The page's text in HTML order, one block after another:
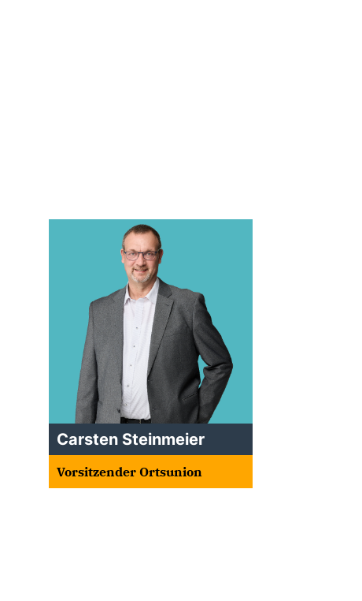
Carsten Steinmeier
Vorsitzender Ortsunion